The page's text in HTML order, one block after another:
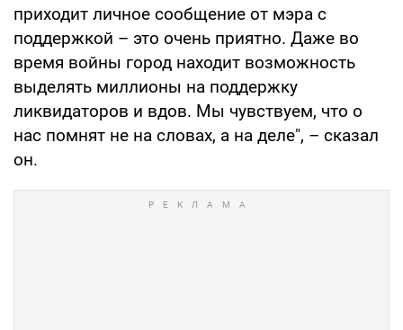
приходит личное сообщение от мэра с
поддержкой – это очень приятно. Даже во
время войны город находит возможность
выделять миллионы на поддержку
ликвидаторов и вдов. Мы чувствуем, что о
нас помнят не на словах, а на деле", – сказал
он.